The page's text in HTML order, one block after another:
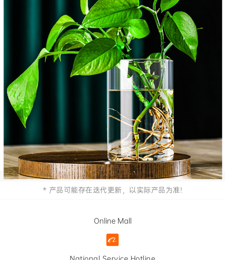
* 产品可能存在迭代更新，以实际产品为准!
Online Mall